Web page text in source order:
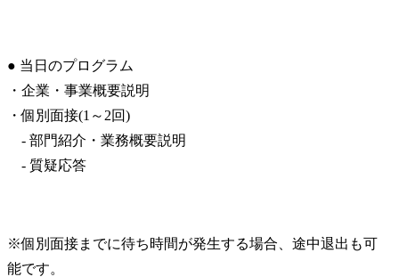
● 当日のプログラム
・企業・事業概要説明
・個別面接(1～2回)
- 部門紹介・業務概要説明
- 質疑応答
※個別面接までに待ち時間が発生する場合、途中退出も可
能です。